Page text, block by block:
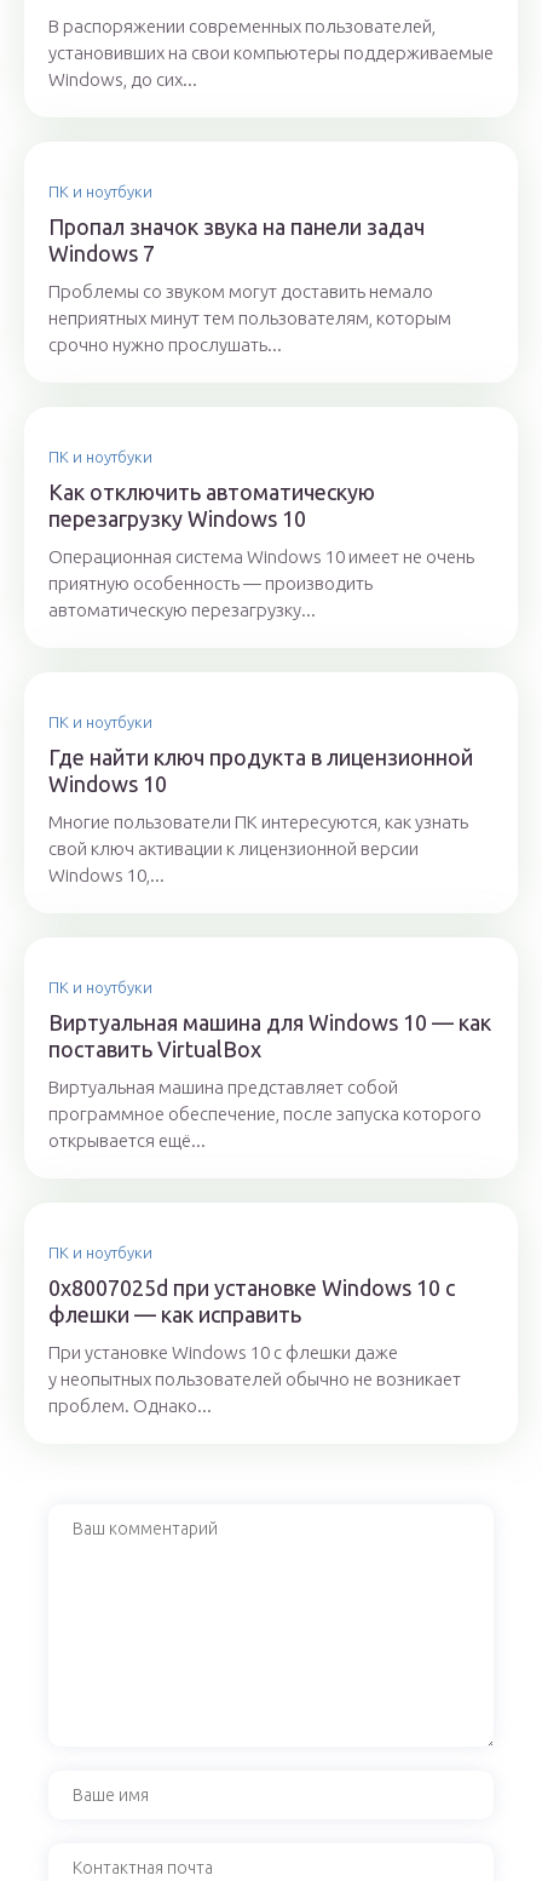
В распоряжении современных пользователей,
установивших на свои компьютеры поддерживаемые
Windows, до сих...
ПК и ноутбуки
Пропал значок звука на панели задач
Windows 7
Проблемы со звуком могут доставить немало
неприятных минут тем пользователям, которым
срочно нужно прослушать...
ПК и ноутбуки
Как отключить автоматическую
перезагрузку Windows 10
Операционная система Windows 10 имеет не очень
приятную особенность — производить
автоматическую перезагрузку...
ПК и ноутбуки
Где найти ключ продукта в лицензионной
Windows 10
Многие пользователи ПК интересуются, как узнать
свой ключ активации к лицензионной версии
Windows 10,...
ПК и ноутбуки
Виртуальная машина для Windows 10 — как
поставить VirtualBox
Виртуальная машина представляет собой
программное обеспечение, после запуска которого
открывается ещё...
ПК и ноутбуки
0x8007025d при установке Windows 10 с
флешки — как исправить
При установке Windows 10 с флешки даже
у неопытных пользователей обычно не возникает
проблем. Однако...